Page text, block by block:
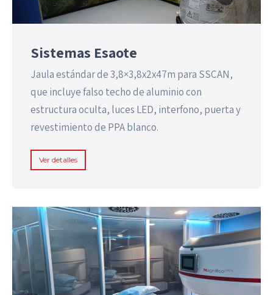
Sistemas Esaote
Jaula estándar de 3,8×3,8x2x47m para SSCAN,
que incluye falso techo de aluminio con
estructura oculta, luces LED, interfono, puerta y
revestimiento de PPA blanco.
Ver detalles